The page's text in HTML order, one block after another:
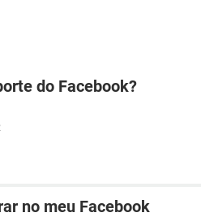
do Facebook?
no meu Facebook